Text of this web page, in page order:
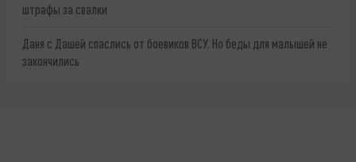
штрафы за свалки
Даня с Дашей спаслись от боевиков ВСУ. Но беды для малышей не
закончились